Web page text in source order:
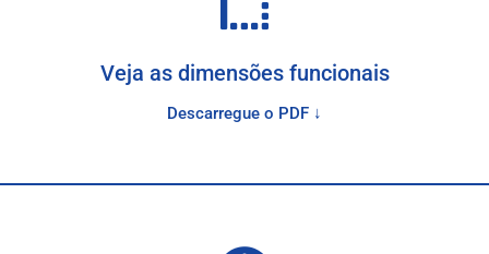
Veja as dimensões funcionais
Descarregue o PDF ↓